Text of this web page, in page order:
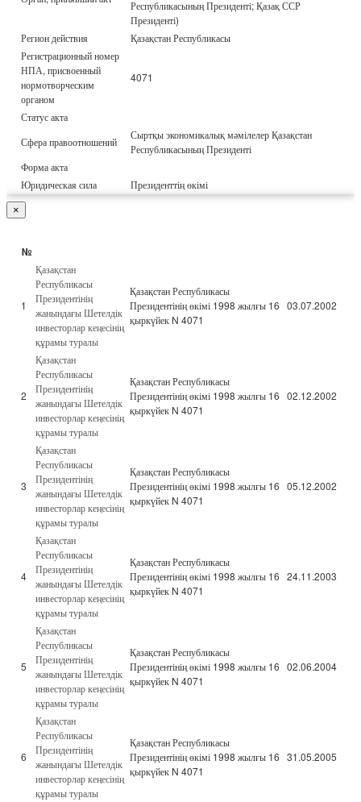
Республикасының Президенті; Қазақ ССР
Президенті)
Регион действия
Қазақстан Республикасы
Регистрационный номер
НПА, присвоенный
нормотворческим
органом
4071
Статус акта
Сфера правоотношений
Сыртқы экономикалық мәмілелер Қазақстан
Республикасының Президенті
Форма акта
Юридическая сила
Президенттің өкімі
×
№
1
Қазақстан
Республикасы
Президентінің
жанындағы Шетелдік
инвесторлар кеңесінің
құрамы туралы
Қазақстан Республикасы
Президентінің өкімі 1998 жылғы 16
қыркүйек N 4071
03.07.2002
2
Қазақстан
Республикасы
Президентінің
жанындағы Шетелдік
инвесторлар кеңесінің
құрамы туралы
Қазақстан Республикасы
Президентінің өкімі 1998 жылғы 16
қыркүйек N 4071
02.12.2002
3
Қазақстан
Республикасы
Президентінің
жанындағы Шетелдік
инвесторлар кеңесінің
құрамы туралы
Қазақстан Республикасы
Президентінің өкімі 1998 жылғы 16
қыркүйек N 4071
05.12.2002
4
Қазақстан
Республикасы
Президентінің
жанындағы Шетелдік
инвесторлар кеңесінің
құрамы туралы
Қазақстан Республикасы
Президентінің өкімі 1998 жылғы 16
қыркүйек N 4071
24.11.2003
5
Қазақстан
Республикасы
Президентінің
жанындағы Шетелдік
инвесторлар кеңесінің
құрамы туралы
Қазақстан Республикасы
Президентінің өкімі 1998 жылғы 16
қыркүйек N 4071
02.06.2004
6
Қазақстан
Республикасы
Президентінің
жанындағы Шетелдік
инвесторлар кеңесінің
құрамы туралы
Қазақстан Республикасы
Президентінің өкімі 1998 жылғы 16
қыркүйек N 4071
31.05.2005